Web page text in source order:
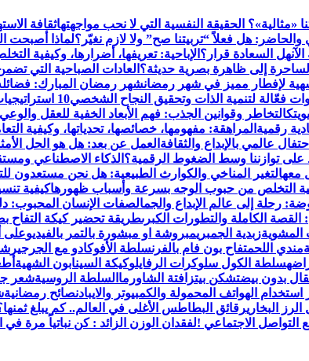
«مثالية»؟ الحقيقة النفسية التي لا نحب مواجهتهاثقافة
هل فعلاً “تربيتنا صح” ولا لازم نغيّر؟لماذا أصبحت
هل السعادة قرار؟ الإباحية: تعريفها، أضرارها، وكيفية
إلى ظاهرة بصرية حديثة؟ العادات الصباحية التي
لإفطار مميز في شهر رمضانشهر رمضان المبارك: فضائله،
10 استراتيجيات لإدارة الشؤون المالية الشخصية باحترافية
التخاطر وقوانين الجذب: فهم الأبعاد الخفية للعقل والوعي
رقمية المراهقة: مفهومها، خصائصها، تحدياتها، وكيفية
العمل عن بعد: هل هو الحل
توازننا وسط الضغوط الرقمية؟ الذكاء الاصطناعي
معهالتغير المناخي والكوارث الطبيعية: هل نحن مستعدون
التخلص من حبوب الوجه بسرعة وأسباب ظهورهاكيفية
رحلة إلى عالم الإبداع والجمالصفات الإنسان المحبوب:
الكاملة والتطورات الكبرىطريقة تحضير كيكة التفاح
زبدية الجمبريمبروشة او مبشورة بالتمر بالفيديوعلى
مندي اللحمتفاح بون فام بالفرنسلطة الأفوكادو مع الجرجير
سلطة الكول سلوكرات الرفايلوكيكة السينابون الشهية
بدون بيضتشكن بيتزا فتة الشاورما السلطة الروسيةشعر
الهواتف المحمولة والكمبيوتر والايبادنصائح رمضانية
البخاريرقائق البطاطس الأغلى في العالم.. كم يبلغ
الاجتماعي !لفقدان الوزن الزائد : كن نباتياً مرة في